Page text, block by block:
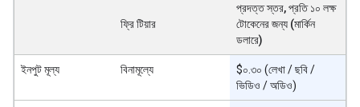
ফ্রি টিয়ার
প্রদত্ত স্তর, প্রতি ১০ লক্ষ
টোকেনের জন্য (মার্কিন
ডলারে)
ইনপুট মূল্য বিনামূল্যে
$০.৩০ (লেখা / ছবি /
ভিডিও / অডিও)